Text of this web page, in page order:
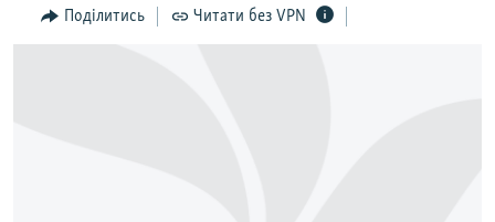
Перейти
до
ПОГЛЯДПоділитись Читати без VPN